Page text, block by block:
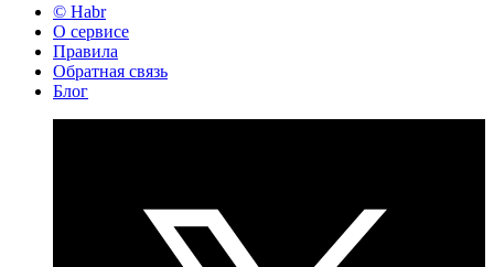
© Habr
О сервисе
Правила
Обратная связь
Блог